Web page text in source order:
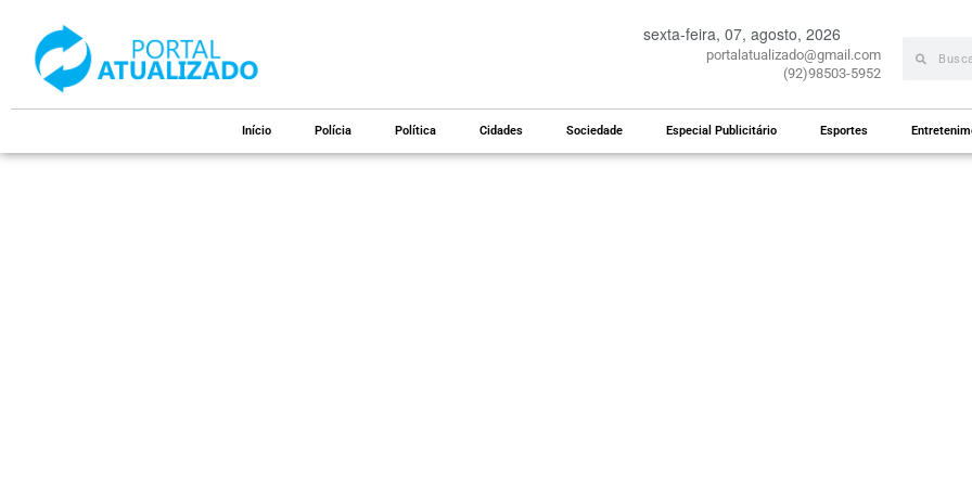
sexta-feira, 07, agosto, 2026
portalatualizado@gmail.com
(92)98503-5952
Início Polícia Política Cidades Sociedade Especial Publicitário Esportes